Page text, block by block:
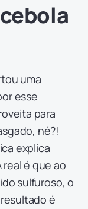
uma
esse
para
né?!
explica
é que ao
sulfuroso, o
é